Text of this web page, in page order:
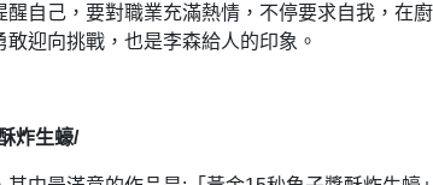
醒自己，要對職業充滿熱情，不停要求自我，在
迎向挑戰，也是李森給人的印象。
炸生蠔/